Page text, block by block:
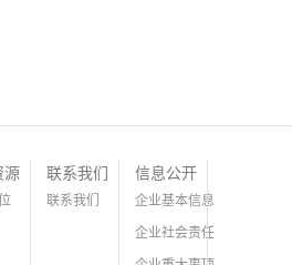
源 联系我们
联系我们
信息公开
企业基本信息
企业社会责任